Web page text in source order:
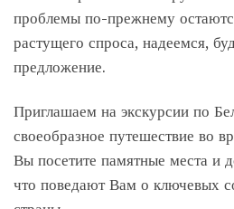
проблемы по-прежнему
растущего спроса, надеемся,
предложение.
Приглашаем на экскурсии по
своеобразное путешествие во
Вы посетите памятные места и
что поведают Вам о ключевых